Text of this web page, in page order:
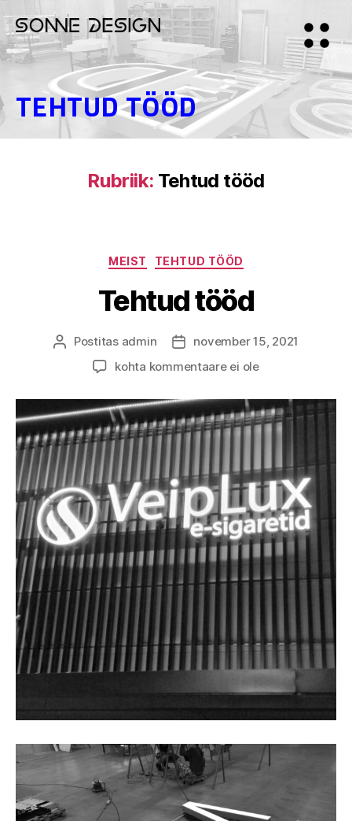
TEHTUD TÖÖD
Rubriik: Tehtud tööd
MEIST TEHTUD TÖÖD
Tehtud tööd
Postitas admin
november 15, 2021
kohta kommentaare ei ole